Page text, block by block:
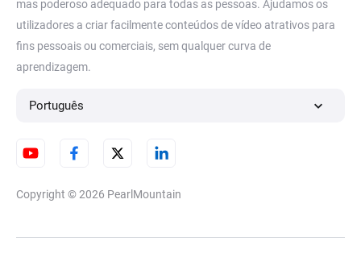
mas poderoso adequado para todas as pessoas. Ajudamos os
utilizadores a criar facilmente conteúdos de vídeo atrativos para
fins pessoais ou comerciais, sem qualquer curva de
aprendizagem.
Português
Copyright © 2026 PearlMountain